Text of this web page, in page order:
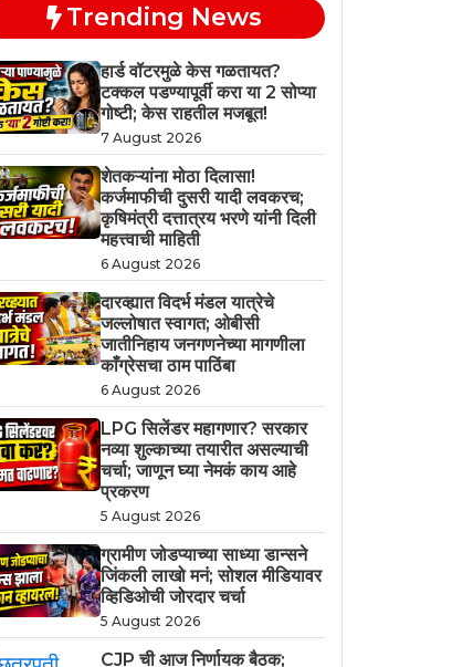
Trending News
हार्ड वॉटरमुळे केस गळतायत?
टक्कल पडण्यापूर्वी करा या 2 सोप्या
गोष्टी; केस राहतील मजबूत!
7 August 2026
शेतकऱ्यांना मोठा दिलासा!
कर्जमाफीची दुसरी यादी लवकरच;
कृषिमंत्री दत्तात्रय भरणे यांनी दिली
महत्त्वाची माहिती
6 August 2026
दारव्ह्यात विदर्भ मंडल यात्रेचे
जल्लोषात स्वागत; ओबीसी
जातीनिहाय जनगणनेच्या मागणीला
काँग्रेसचा ठाम पाठिंबा
6 August 2026
LPG सिलेंडर महागणार? सरकार
नव्या शुल्काच्या तयारीत असल्याची
चर्चा; जाणून घ्या नेमकं काय आहे
प्रकरण
5 August 2026
ग्रामीण जोडप्याच्या साध्या डान्सने
जिंकली लाखो मनं; सोशल मीडियावर
व्हिडिओची जोरदार चर्चा
5 August 2026
CJP ची आज निर्णायक बैठक;